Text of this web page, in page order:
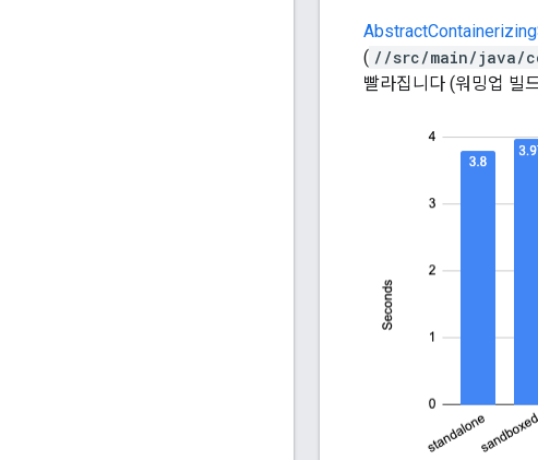
( //src/main/java/
빨라집니다 (워밍업 빌